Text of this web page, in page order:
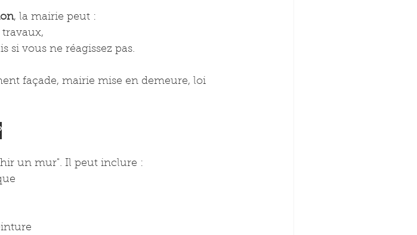
, la mairie peut :
si vous ne réagissez pas.
façade, mairie mise en demeure, loi
un mur". Il peut inclure :